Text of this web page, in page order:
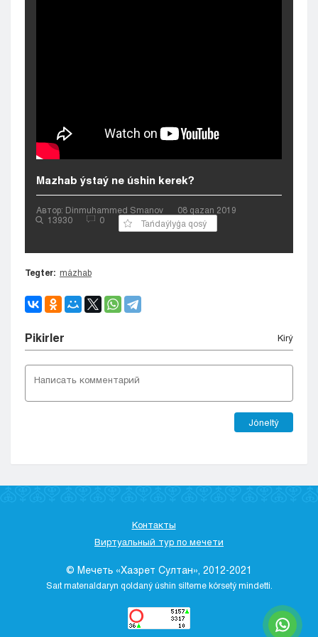
Ýst-Kamenogorsk
Mazhab ýstaý ne úshin kerek?
Автор: Dinmuhammed Smanov
08 qazan 2019
13930
0 Tańdaýlyǵa qosý
Tegter: mázhab
Pіkіrler Kіrý
Jóneltý
Контакты
Виртуальный тур по мечети
© Мечеть «Хазрет Султан», 2012-2021
Saıt materıaldaryn qoldaný úshіn sіlteme kórsetý mіndettі.